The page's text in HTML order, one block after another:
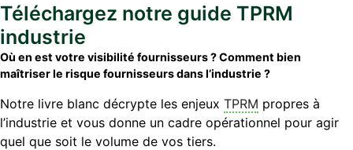
Téléchargez notre guide TPRM
industrie
Où en est votre visibilité fournisseurs ? Comment bien
maîtriser le risque fournisseurs dans l’industrie ?
Notre livre blanc décrypte les enjeux TPRM propres à
l’industrie et vous donne un cadre opérationnel pour agir
quel que soit le volume de vos tiers.